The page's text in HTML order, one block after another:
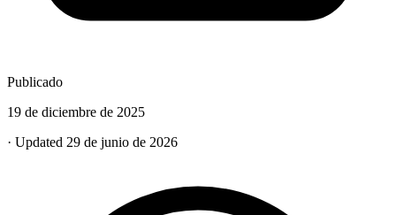
Publicado
19 de diciembre de 2025
· Updated 29 de junio de 2026